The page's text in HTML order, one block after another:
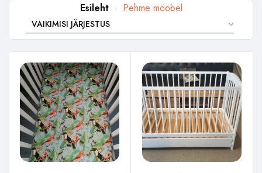
Esileht Pehme mööbel